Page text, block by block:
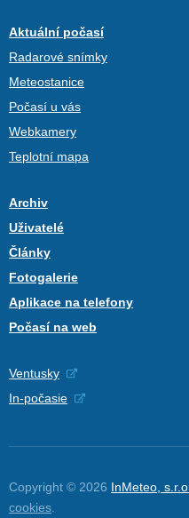
Aktuální počasí
Radarové snímky
Meteostanice
Počasí u vás
Webkamery
Teplotní mapa
Archiv
Uživatelé
Články
Fotogalerie
Aplikace na telefony
Počasí na web
Ventusky
In-počasie
Copyright © 2026 InMeteo, s.r.o.
cookies